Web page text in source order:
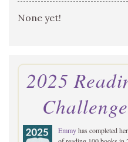
None yet!
2025
Challenge
Emmyhas completed